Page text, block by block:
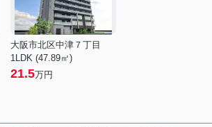
大阪市北区中津７丁目
1LDK (47.89㎡)
21.5万円